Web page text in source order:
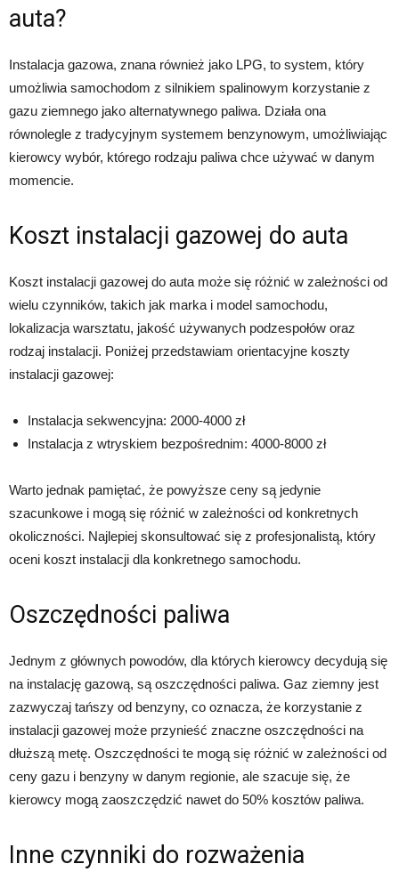
auta?
Instalacja gazowa, znana również jako LPG, to system, który
umożliwia samochodom z silnikiem spalinowym korzystanie z
gazu ziemnego jako alternatywnego paliwa. Działa ona
równolegle z tradycyjnym systemem benzynowym, umożliwiając
kierowcy wybór, którego rodzaju paliwa chce używać w danym
momencie.
Koszt instalacji gazowej do auta
Koszt instalacji gazowej do auta może się różnić w zależności od
wielu czynników, takich jak marka i model samochodu,
lokalizacja warsztatu, jakość używanych podzespołów oraz
rodzaj instalacji. Poniżej przedstawiam orientacyjne koszty
instalacji gazowej:
Instalacja sekwencyjna: 2000-4000 zł
Instalacja z wtryskiem bezpośrednim: 4000-8000 zł
Warto jednak pamiętać, że powyższe ceny są jedynie
szacunkowe i mogą się różnić w zależności od konkretnych
okoliczności. Najlepiej skonsultować się z profesjonalistą, który
oceni koszt instalacji dla konkretnego samochodu.
Oszczędności paliwa
Jednym z głównych powodów, dla których kierowcy decydują się
na instalację gazową, są oszczędności paliwa. Gaz ziemny jest
zazwyczaj tańszy od benzyny, co oznacza, że korzystanie z
instalacji gazowej może przynieść znaczne oszczędności na
dłuższą metę. Oszczędności te mogą się różnić w zależności od
ceny gazu i benzyny w danym regionie, ale szacuje się, że
kierowcy mogą zaoszczędzić nawet do 50% kosztów paliwa.
Inne czynniki do rozważenia